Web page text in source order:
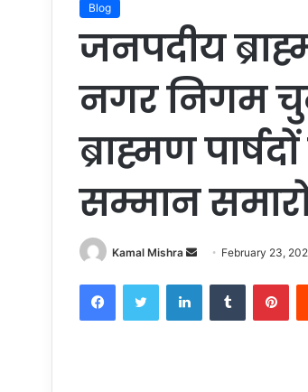
Blog
जनपदीय
नगर निगम
ब्राह्मण
सम्मान
Kamal Mishra
Send February 23,
FacebookTwitter LinkedInTumblr